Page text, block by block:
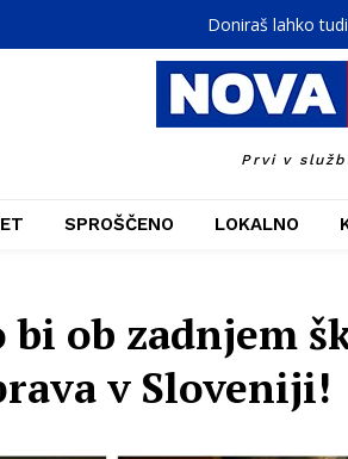
Doniraš lahko
Prvi v
SPROŠČENO LOKALNO
bi ob zadnjem
v Sloveniji!